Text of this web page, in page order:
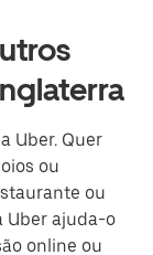
Uber. Quer
ou
ou
Uber ajuda-o
online ou